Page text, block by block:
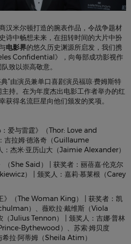
汉米尔顿打造的腕表作品，令战争题材
诗中畅想未来，在扭转时间的大片中扮
电影界的悠久历史渊源所启发，我们携
Confidential》，向每部成功影视作
致以崇高敬意。
”由演员兼单口喜剧演员福琼·费姆斯特
持。在为年度杰出电影工作者举办的红
获得名流巨星向他们颁发的奖项。
爱与雷霆》（Thor: Love and
吉拉姆·德洛奇（Guillaume
杰米·亚历山大（Jaimie Alexander）
（She Said） | 获奖者：丽蓓嘉·伦克尔
） | 颁奖人：嘉莉·慕莱根（Carey
》（The Woman King） | 获奖者：凯
）、薇欧拉·戴维斯（Viola
（Julius Tennon） | 颁奖人：吉娜·普林
Bythewood）、苏索·姆贝度
拉·阿蒂姆（Sheila Atim）